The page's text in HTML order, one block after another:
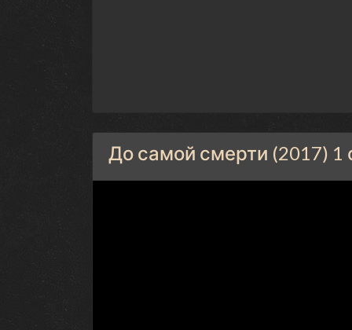
До самой смерти (2017) 1